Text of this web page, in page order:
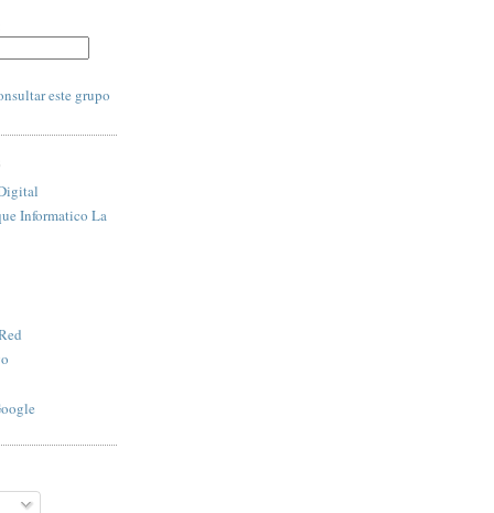
este grupo
Informatico La